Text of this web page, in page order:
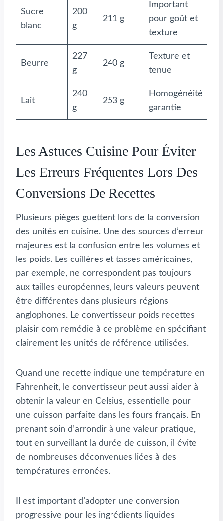
Sucre
blanc
200
g
211 g
Important
pour goût et
texture
Beurre
227
g
240 g
Texture et
tenue
Lait
240
g
253 g
Homogénéité
garantie
Les Astuces Cuisine Pour Éviter
Les Erreurs Fréquentes Lors Des
Conversions De Recettes
Plusieurs pièges guettent lors de la conversion
des unités en cuisine. Une des sources d’erreur
majeures est la confusion entre les volumes et
les poids. Les cuillères et tasses américaines,
par exemple, ne correspondent pas toujours
aux tailles européennes, leurs valeurs peuvent
être différentes dans plusieurs régions
anglophones. Le convertisseur poids recettes
plaisir com remédie à ce problème en spécifiant
clairement les unités de référence utilisées.
Quand une recette indique une température en
Fahrenheit, le convertisseur peut aussi aider à
obtenir la valeur en Celsius, essentielle pour
une cuisson parfaite dans les fours français. En
prenant soin d’arrondir à une valeur pratique,
tout en surveillant la durée de cuisson, il évite
de nombreuses déconvenues liées à des
températures erronées.
Il est important d’adopter une conversion
progressive pour les ingrédients liquides